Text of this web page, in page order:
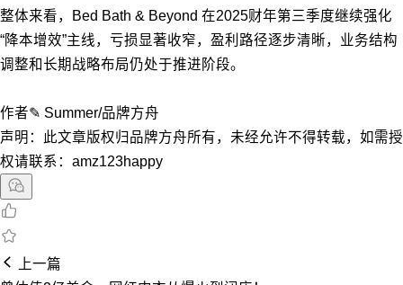
整体来看，Bed Bath & Beyond 在2025财年第三季度继续强化
“降本增效”主线，亏损显著收窄，盈利路径逐步清晰，业务结构
调整和长期战略布局仍处于推进阶段。
作者✎ Summer/品牌方舟
声明：此文章版权归品牌方舟所有，未经允许不得转载，如需授
权请联系：amz123happy
上一篇